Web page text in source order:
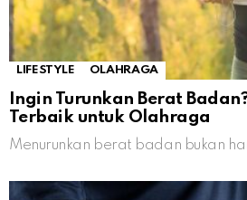
LIFESTYLE OLAHRAGA
Ingin Turunkan Berat
Terbaik untuk Olahraga
Menurunkan berat badan bukan